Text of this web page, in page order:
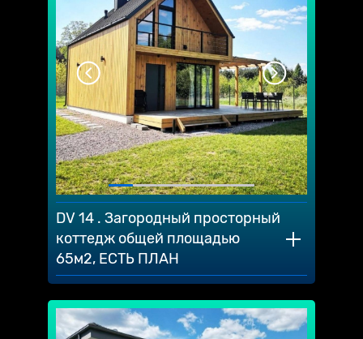
DV 14 . Загородный просторный
коттедж общей площадью
65м2, ЕСТЬ ПЛАН